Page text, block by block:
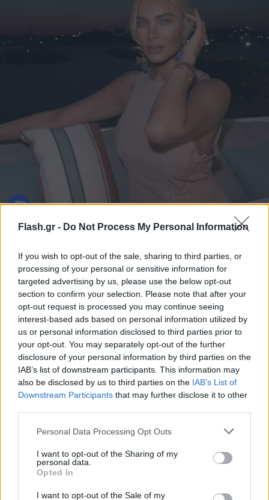
Flash.gr - Do Not Process My Personal Information
If you wish to opt-out of the sale, sharing to third parties, or
processing of your personal or sensitive information for
targeted advertising by us, please use the below opt-out
section to confirm your selection. Please note that after your
opt-out request is processed you may continue seeing
interest-based ads based on personal information utilized by
us or personal information disclosed to third parties prior to
your opt-out. You may separately opt-out of the further
disclosure of your personal information by third parties on the
IAB’s list of downstream participants. This information may
also be disclosed by us to third parties on the IAB’s List of
Downstream Participants that may further disclose it to other
Please note that this website/app uses one or more Google
not limited to your visit or usage behaviour. You may click to
grant or deny consent to Google and its third-party tags to
use your data for below specified purposes in below Google
consent section.
Personal Data Processing Opt Outs
I want to opt-out of the Sharing of my
personal data.
Opted In
I want to opt-out of the Sale of my
στο ηλιοβασίλεμα
09.08.2026 ΤΖΏΡΤΖΙΑ ΓΕΩΡΓΊΟΥ